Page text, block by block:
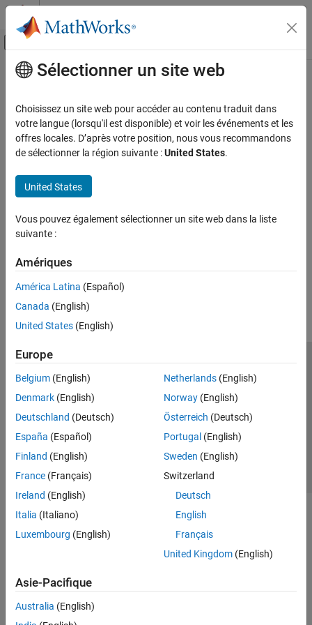
Passer au contenu
Activer/désactiver l'affichage du menu
Accueil de la documentation
Contenu principal
How useful was this information?
Sélectionner un site web
Choisissez un site web pour accéder au contenu traduit dans
votre langue (lorsqu'il est disponible) et voir les événements et les
offres locales. D’après votre position, nous vous recommandons
de sélectionner la région suivante :United States.
United States
Vous pouvez également sélectionner un site web dans la liste
suivante :
Amériques
América Latina (Español)
Canada (English)
United States (English)
Europe
Belgium (English)
Denmark (English)
Deutschland (Deutsch)
España (Español)
Finland (English)
France (Français)
Ireland (English)
Italia (Italiano)
Luxembourg (English)
Netherlands(English)
Norway(English)
Österreich (Deutsch)
Portugal (English)
Sweden (English)
Switzerland
Deutsch
English
Français
United Kingdom(English)
Asie-Pacifique
Australia (English)
Lutte anti-piratage
Contacts locaux
© 1994-2026 The MathWorks, Inc.